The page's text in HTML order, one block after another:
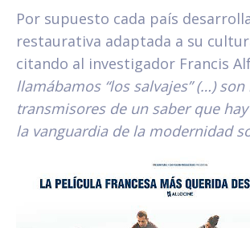
Por supuesto cada país
restaurativa adaptada a su
citando al investigador Francis
llamábamos “los salvajes” (…)
transmisores de un saber que
la vanguardia de la modernidad